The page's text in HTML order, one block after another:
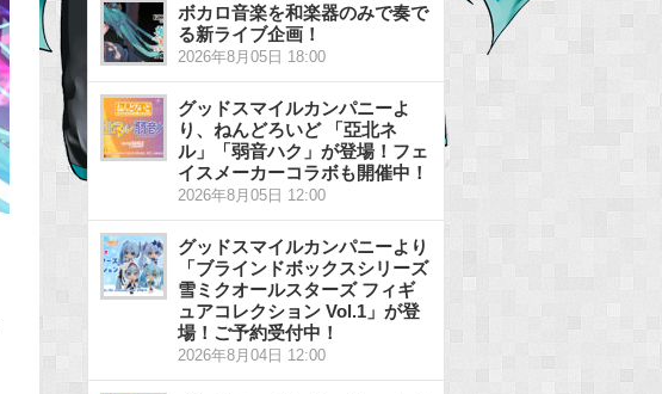
ボカロ音楽を和楽器のみで奏で
る新ライブ企画！
2026年8月05日 18:00
グッドスマイルカンパニーよ
り、ねんどろいど 「亞北ネ
ル」「弱音ハク」が登場！フェ
イスメーカーコラボも開催中！
2026年8月05日 12:00
グッドスマイルカンパニーより
「ブラインドボックスシリーズ
雪ミクオールスターズ フィギ
ュアコレクション Vol.1」が登
場！ご予約受付中！
2026年8月04日 12:00